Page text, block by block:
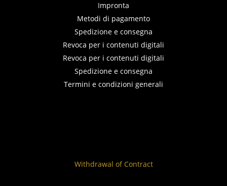
Impronta
Metodi di pagamento
Spedizione e consegna
Revoca per i contenuti digitali
Revoca per i contenuti digitali
Spedizione e consegna
Termini e condizioni generali
Withdrawal of Contract